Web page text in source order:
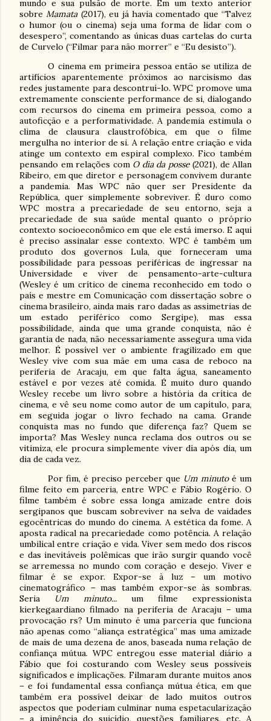
mundo e sua pulsão de morte. Em um texto anterior
sobreMamata(2017), eu já havia comentado que “Talvez
o humor (ou o cinema) seja uma forma de lidar com o
desespero”, comentando as únicas duas cartelas do curta
de Curvelo (“Filmar para não morrer” e “Eu desisto”).
O cinema em primeira pessoa então se utiliza de
artifícios aparentemente próximos ao narcisismo das
redes justamente para descontruí-lo. WPC promove uma
extremamente consciente performance de si, dialogando
com recursos do cinema em primeira pessoa, como a
autoficção e a performatividade. A pandemia estimula o
clima de clausura claustrofóbica, em que o filme
mergulha no interior de si. A relação entre criação e vida
atinge um contexto em espiral complexo. Fico também
pensando em relações com O dia da posse(2021), de Allan
Ribeiro, em que diretor e personagem convivem durante
a pandemia. Mas WPC não quer ser Presidente da
República, quer simplemente sobreviver. É duro como
WPC mostra a precariedade de seu entorno, seja a
precariedade de sua saúde mental quanto o próprio
contexto socioeconômico em que ele está imerso. E aqui
é preciso assinalar esse contexto. WPC é também um
produto dos governos Lula, que forneceram uma
possibilidade para pessoas periféricas de ingressar na
Universidade e viver de pensamento-arte-cultura
(Wesley é um crítico de cinema reconhecido em todo o
país e mestre em Comunicação com dissertação sobre o
cinema brasileiro, ainda mais raro dadas as assimetrias de
um estado periférico como Sergipe), mas essa
possibilidade, ainda que uma grande conquista, não é
garantia de nada, não necessariamente assegura uma vida
melhor. É possível ver o ambiente fragilizado em que
Wesley vive com sua mãe em uma casa de reboco na
periferia de Aracaju, em que falta água, saneamento
estável e por vezes até comida. É muito duro quando
Wesley recebe um livro sobre a história da crítica de
cinema, e vê seu nome como autor de um capítulo, para,
em seguida jogar o livro fechado na cama. Grande
conquista mas no fundo que diferença faz? Quem se
importa? Mas Wesley nunca reclama dos outros ou se
vitimiza, ele procura simplemente viver dia após dia, um
dia de cada vez.
Por fim, é preciso perceber que Um minutoé um
filme feito em parceria, entre WPC e Fábio Rogério. O
filme também é sobre essa longa amizade entre dois
sergipanos que buscam sobreviver na selva de vaidades
egocêntricas do mundo do cinema. A estética da fome. A
aposta radical na precariedade como potência. A relação
umbilical entre criação e vida. Viver sem medo dos riscos
e das inevitáveis polêmicas que irão surgir quando você
se arremessa no mundo com coração e desejo. Viver e
filmar é se expor. Expor-se à luz – um motivo
cinematográfico – mas também expor-se às sombras.
Seria
Um minuto... um filme expressionista
kierkegaardiano filmado na periferia de Aracaju – uma
provocação rs? Um minuto é uma parceria que funciona
não apenas como “aliança estratégica” mas uma amizade
de mais de uma dezena de anos, baseada numa relação de
confiança mútua. WPC entregou esse material diário a
Fábio que foi costurando com Wesley seus possíveis
significados e implicações. Filmaram durante muitos anos
– e foi fundamental essa confiança mútua ética, em que
também era possível deixar de lado muitos outros
aspectos que poderiam culminar numa espetacularização
– a iminência do suicídio, questões familiares, etc. A